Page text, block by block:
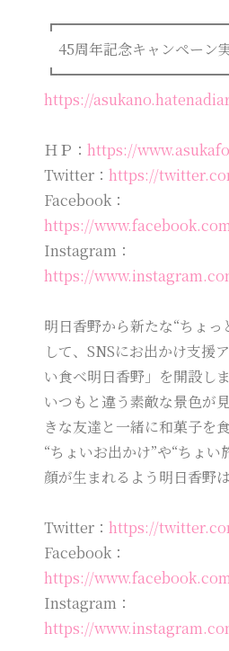
45周年記念キャンペーン
https://
ＨＰ： https://
Twitter： https://
Facebook：
https://
Instagram：
https://
明日香野から新たな“ちょっ
して、SNSにお出かけ支援
い食べ明日香野」を開設しま
いつもと違う素敵な景色が
きな友達と一緒に和菓子を食
“ちょいお出かけ”や“ちょい
顔が生まれるよう明日香野
Twitter： https://
Facebook：
https://
Instagram：
https://